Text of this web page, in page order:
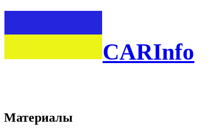
CARInfo
Материалы